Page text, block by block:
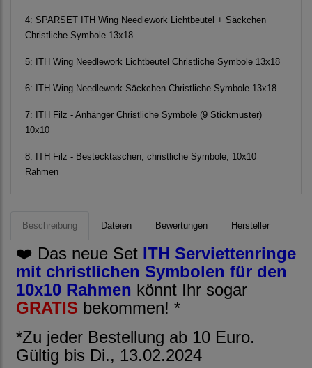
4: SPARSET ITH Wing Needlework Lichtbeutel + Säckchen
Christliche Symbole 13x18
5: ITH Wing Needlework Lichtbeutel Christliche Symbole 13x18
6: ITH Wing Needlework Säckchen Christliche Symbole 13x18
7: ITH Filz - Anhänger Christliche Symbole (9 Stickmuster)
10x10
8: ITH Filz - Bestecktaschen, christliche Symbole, 10x10
Rahmen
Beschreibung Dateien Bewertungen Hersteller
❤️ Das neue Set ITH Serviettenringe
mit christlichen Symbolen für den
10x10 Rahmen könnt Ihr sogar
GRATIS bekommen! *
*Zu jeder Bestellung ab 10 Euro.
Gültig bis Di., 13.02.2024